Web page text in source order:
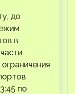
до
в
по